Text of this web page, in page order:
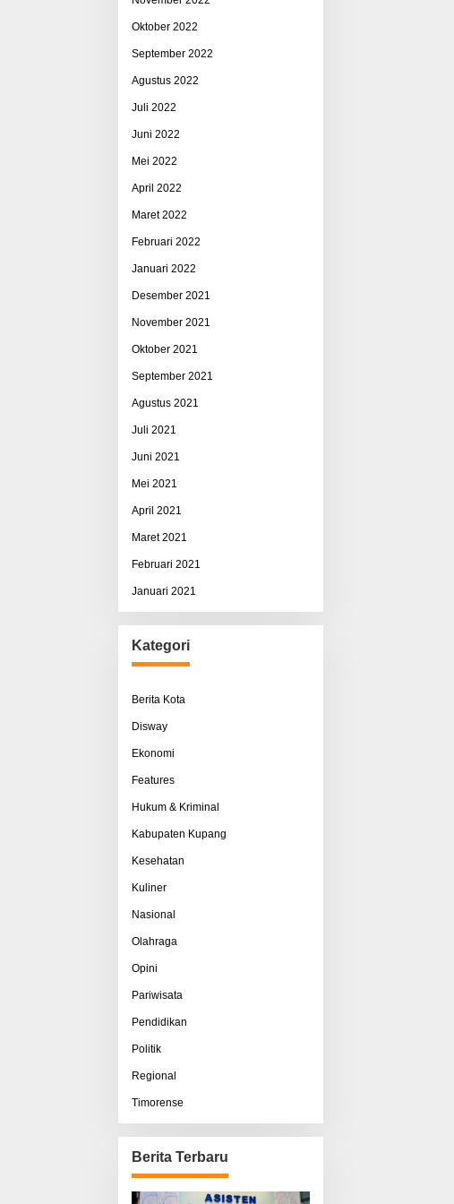
Oktober 2022
September 2022
Agustus 2022
Juli 2022
Juni 2022
Mei 2022
April 2022
Maret 2022
Februari 2022
Januari 2022
Desember 2021
November 2021
Oktober 2021
September 2021
Agustus 2021
Juli 2021
Juni 2021
Mei 2021
April 2021
Maret 2021
Februari 2021
Januari 2021
Kategori
Berita Kota
Disway
Ekonomi
Features
Hukum & Kriminal
Kabupaten Kupang
Kesehatan
Kuliner
Nasional
Olahraga
Opini
Pariwisata
Pendidikan
Politik
Regional
Timorense
Berita Terbaru